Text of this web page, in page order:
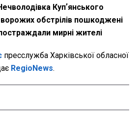
Купʼянського
обстрілів пошкоджені
мирні жителі
пресслужба Харківської обласної
RegioNews.